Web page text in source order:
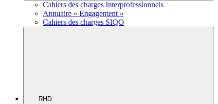
Cahiers des charges Interprofessionnels
Annuaire « Engagement »
Cahiers des charges SIQO
RHD